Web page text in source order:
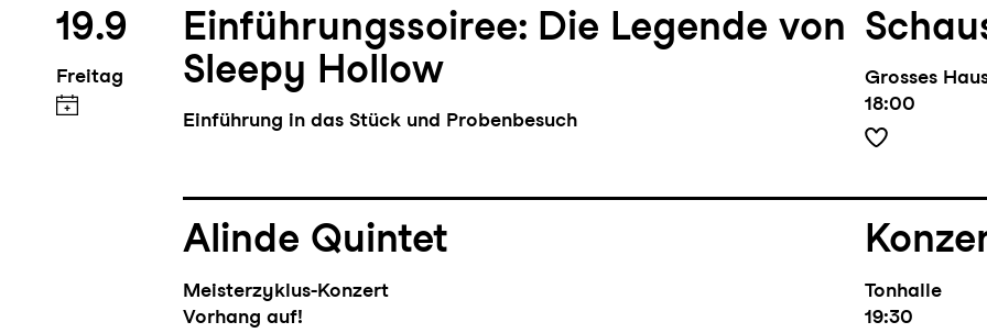
19.9
Freitag
Einführungssoiree: Die Legende von
Sleepy Hollow
Einführung in das Stück und Probenbesuch
Grosses
18:00
Alinde Quintet
Meisterzyklus-Konzert
Vorhang auf!
Tonhalle
19:30